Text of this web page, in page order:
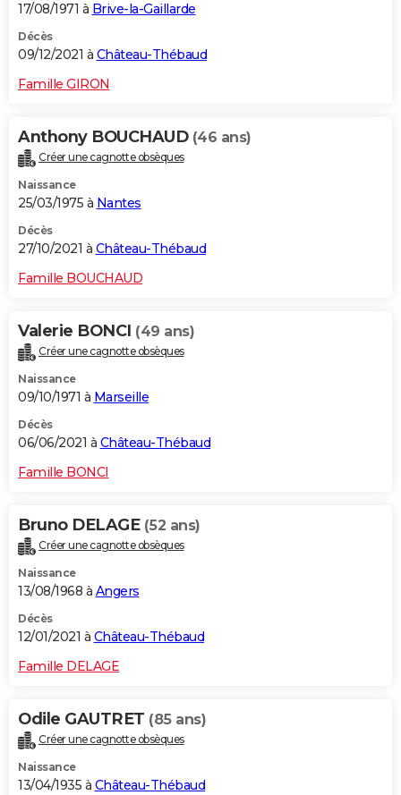
17/08/1971 à Brive-la-Gaillarde
Décès
09/12/2021 à Château-Thébaud
Famille GIRON
Anthony BOUCHAUD (46 ans)
Créer une cagnotte obsèques
Naissance
25/03/1975 à Nantes
Décès
27/10/2021 à Château-Thébaud
Famille BOUCHAUD
Valerie BONCI (49 ans)
Créer une cagnotte obsèques
Naissance
09/10/1971 à Marseille
Décès
06/06/2021 à Château-Thébaud
Famille BONCI
Bruno DELAGE (52 ans)
Créer une cagnotte obsèques
Naissance
13/08/1968 à Angers
Décès
12/01/2021 à Château-Thébaud
Famille DELAGE
Odile GAUTRET (85 ans)
Créer une cagnotte obsèques
Naissance
13/04/1935 à Château-Thébaud